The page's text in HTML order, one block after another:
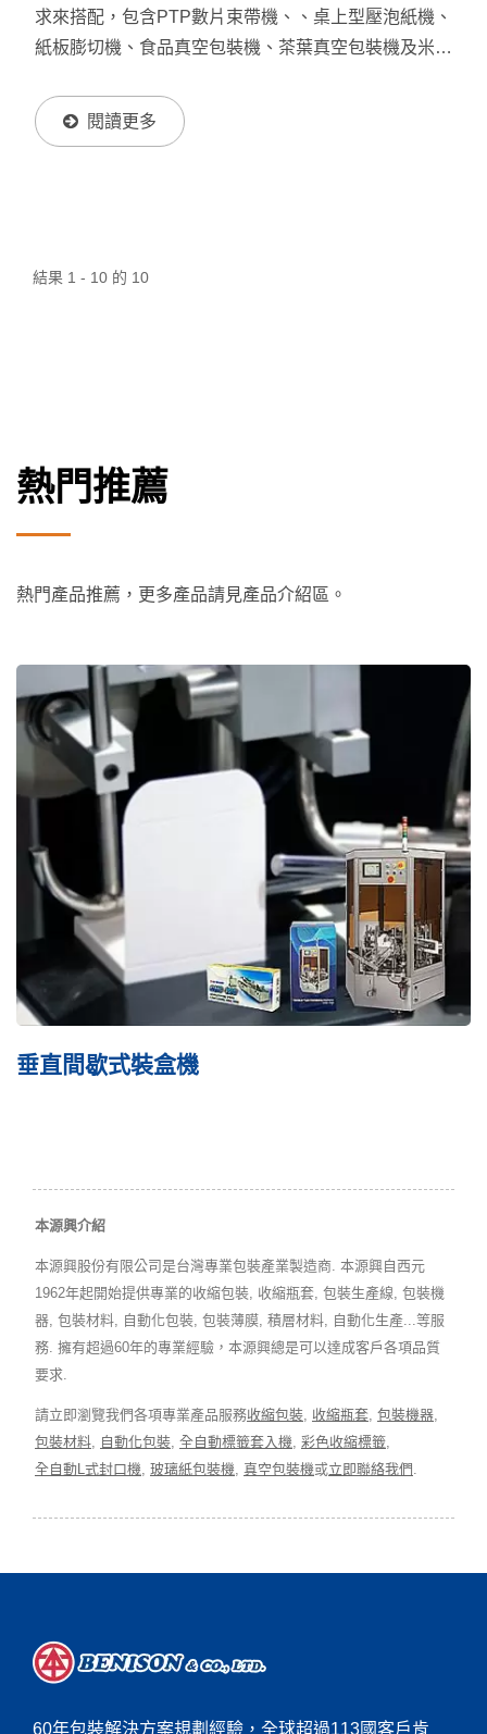
求來搭配，包含PTP數片束帶機、、桌上型壓泡紙機、
紙板膨切機、食品真空包裝機、茶葉真空包裝機及米磚
閱讀更多
結果 1 - 10 的 10
熱門推薦
熱門產品推薦，更多產品請見產品介紹區。
垂直間歇式裝盒機
本源興介紹
本源興股份有限公司是台灣專業包裝產業製造商. 本源興自西元
1962年起開始提供專業的收縮包裝, 收縮瓶套, 包裝生產線, 包裝機
器, 包裝材料, 自動化包裝, 包裝薄膜, 積層材料, 自動化生產...等服
務. 擁有超過60年的專業經驗，本源興總是可以達成客戶各項品質
要求.
請立即瀏覽我們各項專業產品服務收縮包裝 收縮瓶套 包裝機器
包裝材料
自動化包裝 全自動標籤套入機 彩色收縮標籤
全自動L式封口機 玻璃紙包裝機 真空包裝機或立即聯絡我們
60年包裝解決方案規劃經驗，全球超過113國客戶肯